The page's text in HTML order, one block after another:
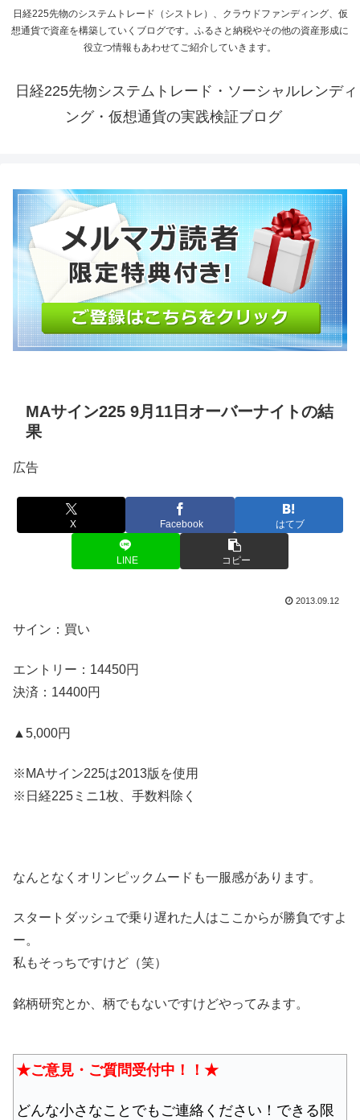
日経225先物のシステムトレード（シストレ）、クラウドファンディング、仮
想通貨で資産を構築していくブログです。ふるさと納税やその他の資産形成に
役立つ情報もあわせてご紹介していきます。
日経225先物システムトレード・ソーシャルレンディ
ング・仮想通貨の実践検証ブログ
MAサイン225 9月11日オーバーナイトの結
果
広告
X Facebook はてブ
LINE コピー
2013.09.12
サイン：買い
エントリー：14450円
決済：14400円
▲5,000円
※MAサイン225は2013版を使用
※日経225ミニ1枚、手数料除く
なんとなくオリンピックムードも一服感があります。
スタートダッシュで乗り遅れた人はここからが勝負ですよ
ー。
私もそっちですけど（笑）
銘柄研究とか、柄でもないですけどやってみます。
★ご意見・ご質問受付中！！★
どんな小さなことでもご連絡ください！できる限